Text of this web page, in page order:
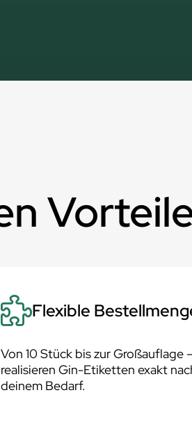
Flexible
Von 10 Stück bis zur Großauflage
realisieren Gin-Etiketten exakt
deinem Bedarf.